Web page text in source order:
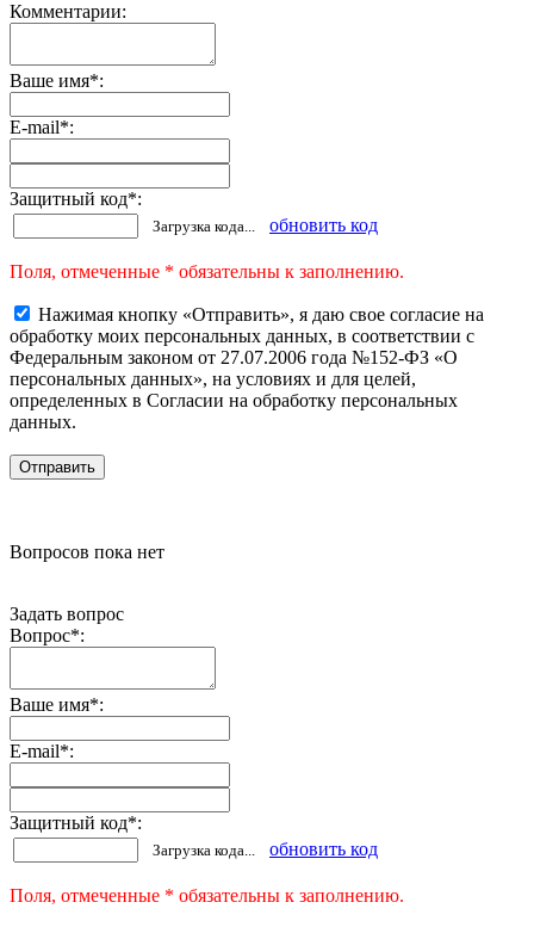
Комментарии:
Ваше имя*:
E-mail*:
Защитный код*:
Загрузка кода... обновить код
Поля, отмеченные * обязательны к заполнению.
Нажимая кнопку «Отправить», я даю свое согласие на
обработку моих персональных данных, в соответствии с
Федеральным законом от 27.07.2006 года №152-ФЗ «О
персональных данных», на условиях и для целей,
определенных в Согласии на обработку персональных
данных.
Вопросов пока нет
Задать вопрос
Вопрос*:
Ваше имя*:
E-mail*:
Защитный код*:
Загрузка кода... обновить код
Поля, отмеченные * обязательны к заполнению.